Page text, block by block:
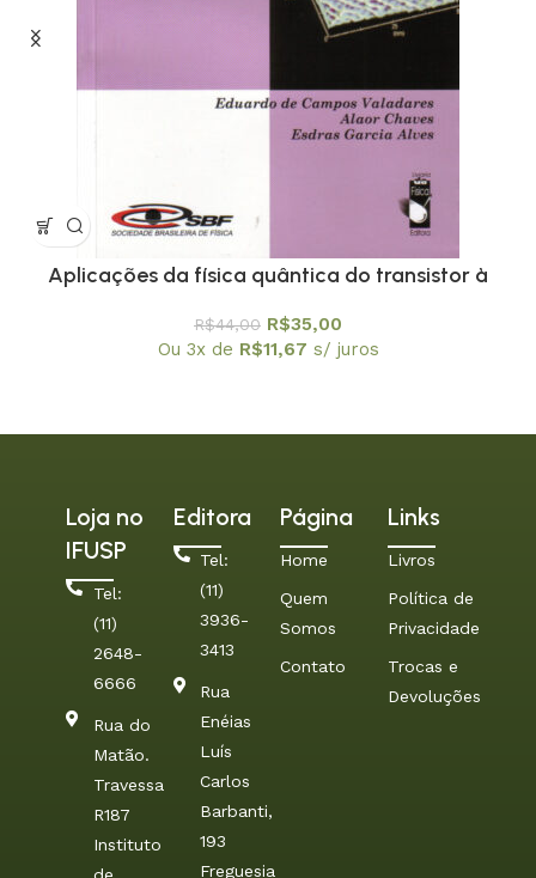
Aplicações da física quântica do transistor à
/ SBF
R$44,00 R$35,00
Ou 3x de R$11,67 s/ juros
Loja no
IFUSP
Tel:
(11)
2648-
6666
Rua do
Matão.
Travessa
R187
Instituto
Editora
Tel:
(11)
3936-
3413
Rua
Enéias
Luís
Carlos
Barbanti,
193
Freguesia
Página
Home
Quem
Somos
Contato
Links
Livros
Política de
Privacidade
Trocas e
Devoluções